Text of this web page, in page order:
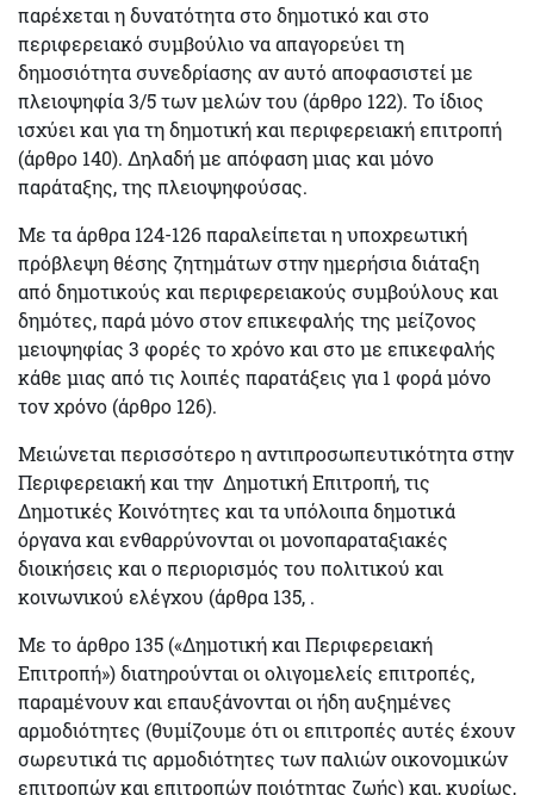
παρέχεται η δυνατότητα στο δημοτικό και στο
περιφερειακό συμβούλιο νααπαγορεύει τη
δημοσιότητασυνεδρίασης αν αυτό αποφασιστεί με
πλειοψηφία 3/5των μελών του (άρθρο 122). Το ίδιος
ισχύει και για τη δημοτική και περιφερειακή επιτροπή
(άρθρο 140). Δηλαδή με απόφαση μιας και μόνο
παράταξης,της πλειοψηφούσας.
Με τα άρθρα 124-126 παραλείπεται η υποχρεωτική
πρόβλεψη θέσης ζητημάτων στην ημερήσια διάταξη
από δημοτικούς και περιφερειακούς συμβούλους και
δημότες, παρά μόνο στον επικεφαλής της μείζονος
μειοψηφίας 3 φορές το χρόνο και στο με επικεφαλής
κάθε μιας από τις λοιπές παρατάξεις για 1 φορά μόνο
τον χρόνο (άρθρο 126).
Μειώνεται περισσότερο η αντιπροσωπευτικότηταστην
Περιφερειακή και την Δημοτική Επιτροπή, τις
Δημοτικές Κοινότητες και τα υπόλοιπα δημοτικά
όργανα και ενθαρρύνονται οι μονοπαραταξιακές
διοικήσεις και ο περιορισμός του πολιτικού και
κοινωνικού ελέγχου (άρθρα 135, .
Με το άρθρο 135 («Δημοτική και Περιφερειακή
Επιτροπή»)διατηρούνται οι ολιγομελείς επιτροπές,
παραμένουν και επαυξάνονται οι ήδηαυξημένες
αρμοδιότητες (θυμίζουμε ότι οι επιτροπές αυτές έχουν
σωρευτικά τις αρμοδιότητες των παλιών οικονομικών
επιτροπών και επιτροπών ποιότητας ζωής) και, κυρίως,